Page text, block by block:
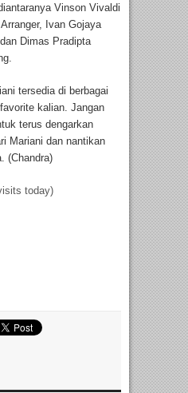
Vinson Vivaldi
Ivan Gojaya
Dimas Pradipta
tersedia di berbagai
kalian. Jangan
terus dengarkan
Mariani dan nantikan
(Chandra)
today)